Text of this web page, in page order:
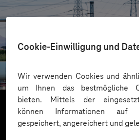
Cookie-Einwilligung und
Wir verwenden Cookies und
um Ihnen das bestmögliche
bieten. Mittels der
können Informationen auf
gespeichert, angereichert und
HIGHVOLT Prüftechnik
CRA-Security für digitale Produkte
Mehr laden